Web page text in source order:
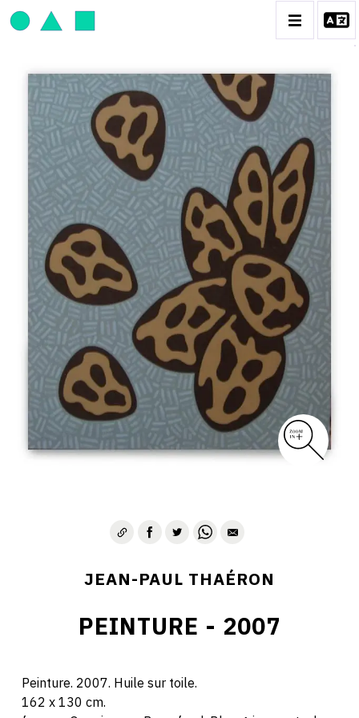
JEAN-PAUL THAÉRON
BIOGRAPHIE
CATALOGUE DES OEUVRES
OBJET / SIGNE
PEINTURE
SCULPTURE
CONTACT
JEAN-PAUL THAÉRON
PEINTURE - 2007
Peinture. 2007. Huile sur toile.
162 x 130 cm.